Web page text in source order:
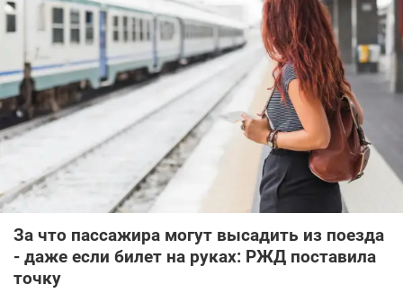
За что пассажира могут высадить из поезда
- даже если билет на руках: РЖД поставила
точку